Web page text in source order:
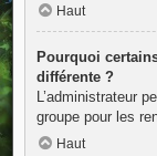
Haut
Pourquoi
différente ?
L’administrateur
groupe pour les
Haut